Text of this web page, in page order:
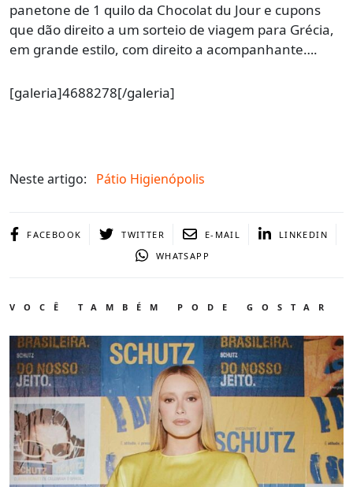
panetone de 1 quilo da Chocolat du Jour e cupons
que dão direito a um sorteio de viagem para Grécia,
em grande estilo, com direito a acompanhante….
[galeria]4688278[/galeria]
Neste artigo: Pátio Higienópolis
FACEBOOK TWITTER E-MAIL
LINKEDIN
WHATSAPP
VOCÊ TAMBÉM PODE GOSTAR